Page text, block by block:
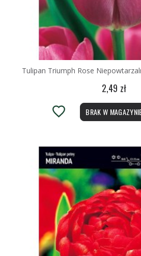
Tulipan Triumph Rose
2,49 zł
BRAK W